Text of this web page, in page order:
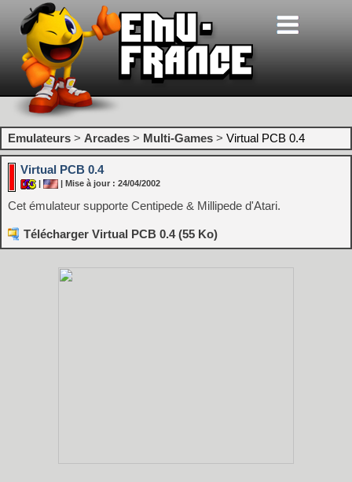
Emulateurs > Arcades > Multi-Games > Virtual PCB 0.4
Virtual PCB 0.4
| | Mise à jour : 24/04/2002
Cet émulateur supporte Centipede & Millipede d'Atari.
Télécharger Virtual PCB 0.4 (55 Ko)